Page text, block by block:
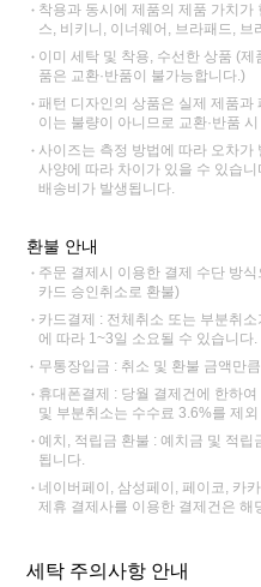
착용과 동시에 제품의 제품 가치가
스, 비키니, 이너웨어, 브라패드, 브
이미 세탁 및 착용, 수선한 상품 (
품은 교환·반품이 불가능합니다.)
패턴 디자인의 상품은 실제 제품과
이는 불량이 아니므로 교환·반품
사이즈는 측정 방법에 따라 오차
사양에 따라 차이가 있을 수 있습
배송비가 발생됩니다.
환불 안내
주문 결제시 이용한 결제 수단 방
카드 승인취소로 환불)
카드결제 : 전체취소 또는 부분취
에 따라 1~3일 소요될 수 있습니다.
무통장입금 : 취소 및 환불 금액만
휴대폰결제 : 당월 결제건에 한하
및 부분취소는 수수료 3.6%를 제
예치, 적립금 환불 : 예치금 및 적립
됩니다.
네이버페이, 삼성페이, 페이코, 카
제휴 결제사를 이용한 결제건은 해
세탁 주의사항 안내